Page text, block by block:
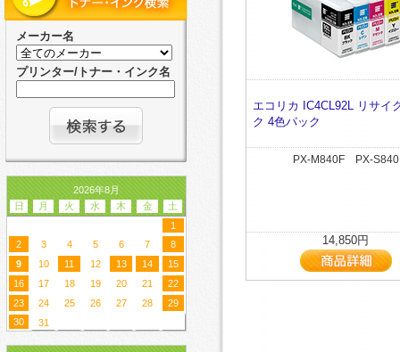
メーカー名
プリンター/トナー・インク名
2026年8月
日
月 火 水 木 金
土
1
2
3 4 5 6 7
8
9
10 11 12 13 14
15
16
17 18 19 20 21
22
23
24 25 26 27 28
29
30
31
エコリカ IC4CL92L リサイ
ク 4色パック
PX-M840F PX-S840
14,850円